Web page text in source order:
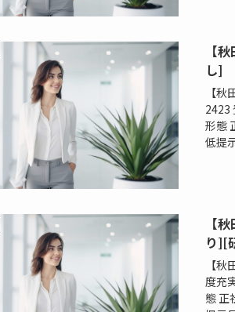
【
し]
【
2423
形態
低提
【
り][
【
度充
態 正